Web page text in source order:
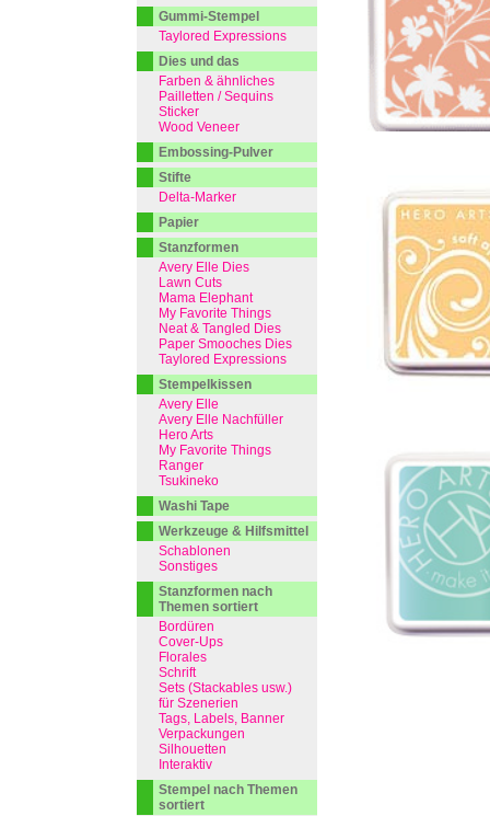
Gummi-Stempel
Taylored Expressions
Dies und das
Farben & ähnliches
Pailletten / Sequins
Sticker
Wood Veneer
Embossing-Pulver
Stifte
Delta-Marker
Papier
Stanzformen
Avery Elle Dies
Lawn Cuts
Mama Elephant
My Favorite Things
Neat & Tangled Dies
Paper Smooches Dies
Taylored Expressions
Stempelkissen
Avery Elle
Avery Elle Nachfüller
Hero Arts
My Favorite Things
Ranger
Tsukineko
Washi Tape
Werkzeuge & Hilfsmittel
Schablonen
Sonstiges
Stanzformen nach
Themen sortiert
Bordüren
Cover-Ups
Florales
Schrift
Sets (Stackables usw.)
für Szenerien
Tags, Labels, Banner
Verpackungen
Silhouetten
Interaktiv
Stempel nach Themen
sortiert